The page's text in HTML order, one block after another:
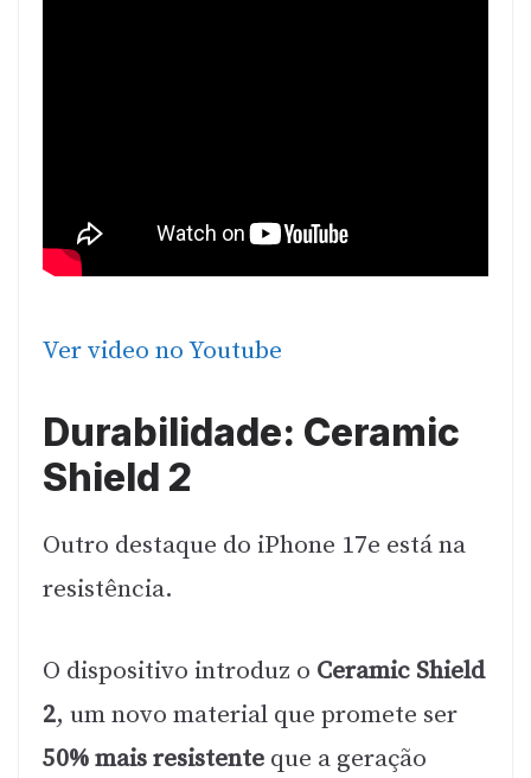
Ver video no Youtube
Durabilidade: Ceramic
Shield 2
Outro destaque do iPhone 17e está na
resistência.
O dispositivo introduz o Ceramic Shield
2, um novo material que promete ser
50% mais resistente que a geração